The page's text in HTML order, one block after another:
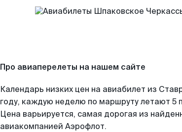
Про авиаперелеты на нашем сайте
Календарь низких цен на авиабилет из
году, каждую неделю по маршруту летают 5
Цена варьируется, самая дорогая из
авиакомпанией Аэрофлот.